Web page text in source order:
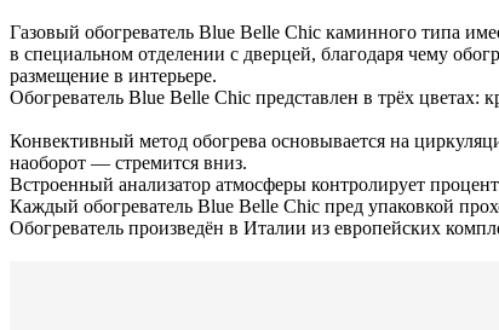
Газовый обогреватель Blue Belle Chic каминного типа
в специальном отделении с дверцей, благодаря чему
размещение в интерьере.
Обогреватель Blue Belle Chic представлен в трёх цветах:
Конвективный метод обогрева основывается на
наоборот — стремится вниз.
Встроенный анализатор атмосферы контролирует
Каждый обогреватель Blue Belle Chic пред упаковкой
Обогреватель произведён в Италии из европейских